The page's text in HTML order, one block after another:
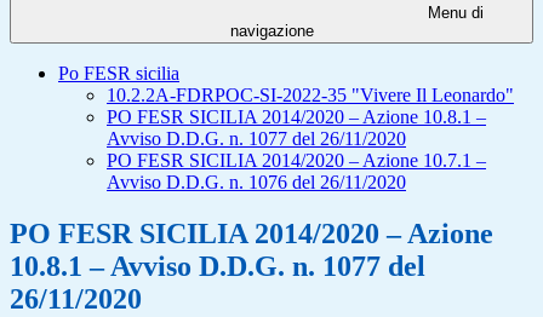
Menu di
navigazione
Po FESR sicilia
10.2.2A-FDRPOC-SI-2022-35 "Vivere Il Leonardo"
PO FESR SICILIA 2014/2020 – Azione 10.8.1 –
Avviso D.D.G. n. 1077 del 26/11/2020
PO FESR SICILIA 2014/2020 – Azione 10.7.1 –
Avviso D.D.G. n. 1076 del 26/11/2020
PO FESR SICILIA 2014/2020 – Azione
10.8.1 – Avviso D.D.G. n. 1077 del
26/11/2020